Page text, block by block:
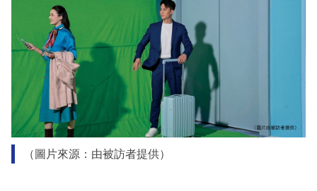
（圖片來源：由被訪者提供）